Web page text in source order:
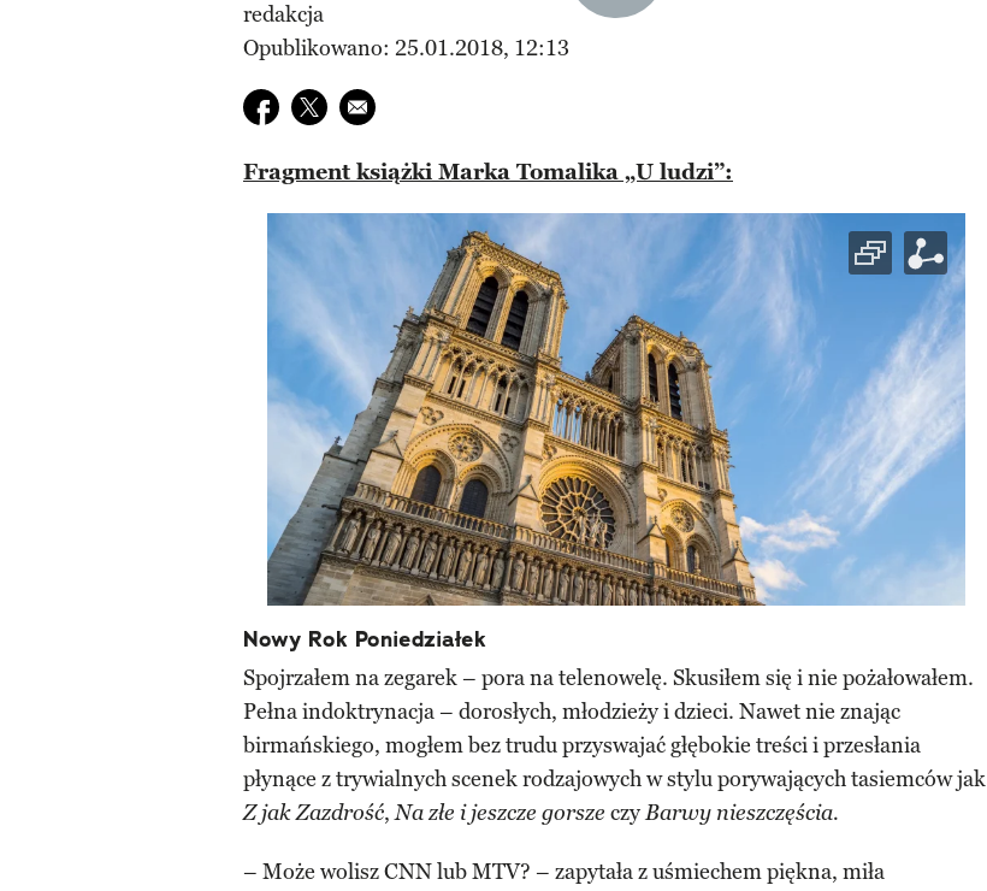
redakcja
Opublikowano: 25.01.2018, 12:13
Udostępnij na facebook
Udostępnij na twitter
E-mail do przyjaciela
Fragment książki Marka Tomalika „U ludzi”:
Nowy Rok Poniedziałek
Spojrzałem na zegarek – pora na telenowelę. Skusiłem się i nie pożałowałem.
Pełna indoktrynacja – dorosłych, młodzieży i dzieci. Nawet nie znając
birmańskiego, mogłem bez trudu przyswajać głębokie treści i przesłania
płynące z trywialnych scenek rodzajowych w stylu porywających tasiemców jak
Z jak Zazdrość,Na złe i jeszcze gorsze czyBarwy nieszczęścia.
– Może wolisz CNN lub MTV? – zapytała z uśmiechem piękna, miła